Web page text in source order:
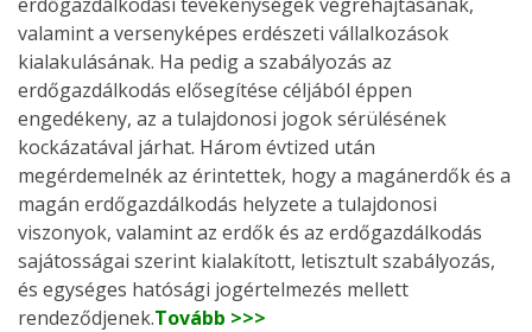
valamint a versenyképes erdészeti vállalkozások
kialakulásának. Ha pedig a szabályozás az
erdőgazdálkodás elősegítése céljából éppen
engedékeny, az a tulajdonosi jogok sérülésének
kockázatával járhat. Három évtized után
megérdemelnék az érintettek, hogy a magánerdők és a
magán erdőgazdálkodás helyzete a tulajdonosi
viszonyok, valamint az erdők és az erdőgazdálkodás
sajátosságai szerint kialakított, letisztult szabályozás,
és egységes hatósági jogértelmezés mellett
rendeződjenek.Tovább >>>